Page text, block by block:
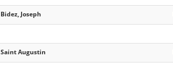
Bidez, Joseph
Saint Augustin